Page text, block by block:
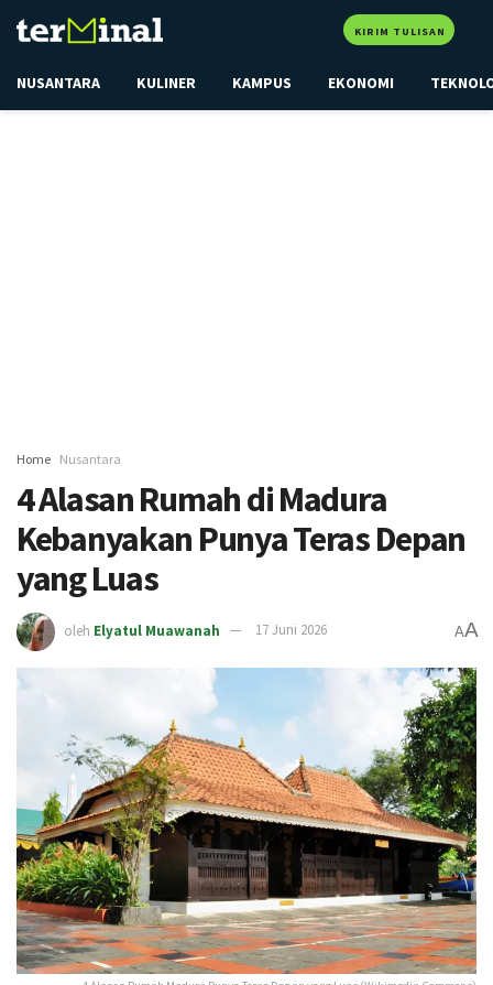
KIRIM TULISAN
NUSANTARA KULINER KAMPUS EKONOMI
Home Nusantara
4 Alasan Rumah di Madura
Kebanyakan Punya Teras Depan
yang Luas
oleh Elyatul Muawanah 17 Juni 2026 AA